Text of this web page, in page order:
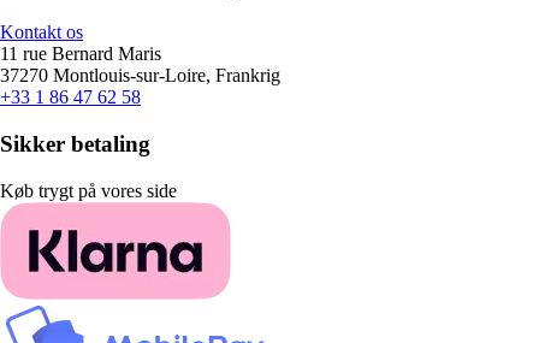
Kontakt os
11 rue Bernard Maris
37270 Montlouis-sur-Loire, Frankrig
+33 1 86 47 62 58
Sikker betaling
Køb trygt på vores side